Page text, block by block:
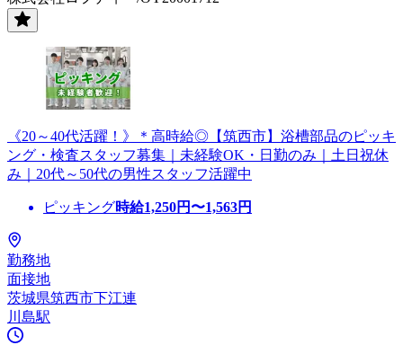
《20～40代活躍！》＊高時給◎【筑西市】浴槽部品のピッキ
ング・検査スタッフ募集｜未経験OK・日勤のみ｜土日祝休
み｜20代～50代の男性スタッフ活躍中
ピッキング時給1,250円〜1,563円
勤務地
面接地
茨城県筑西市下江連
川島駅